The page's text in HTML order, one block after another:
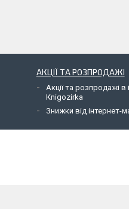
АКЦІЇ ТА РОЗПРОДАЖІ
Акції та розпродажі в
Кnigozirka
Знижки від інтернет-